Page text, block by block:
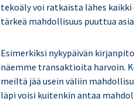
tekoäly voi ratkaista lähes
tärkeä mahdollisuus puuttua
Esimerkiksi nykypäivän
näemme transaktioita harvoin.
meiltä jää usein väliin
läpi voisi kuitenkin antaa